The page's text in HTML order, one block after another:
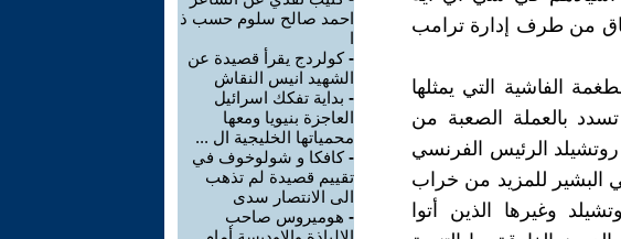
من طرف إدارة ترامب
الفاشية التي يمثلها
تسدد بالعملة الصعبة من
الرئيس الفرنسي
البشير للمزيد من خراب
وغيرها الذين أتوا
احمد صالح سلوم حسب ذ
ا
-كولردج يقرأ قصيدة عن
الشهيد انيس النقاش
- بداية تفكك اسرائيل
العاجزة بنيويا ومعها
محمياتها الخليجية ال ...
-كافكا و شولوخوف في
تقييم قصيدة لم تذهب
الى الانتصار سدى
- هوميروس صاحب